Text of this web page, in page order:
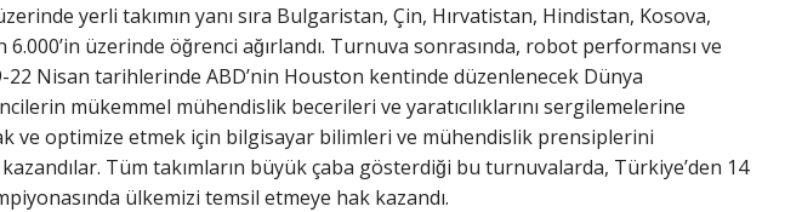
yerli takımın yanı sıra Bulgaristan, Çin, Hırvatistan, Hindistan, Kosova,
üzerinde öğrenci ağırlandı. Turnuva sonrasında, robot performansı ve
Nisan tarihlerinde ABD’nin Houston kentinde düzenlenecek Dünya
mükemmel mühendislik becerileri ve yaratıcılıklarını sergilemelerine
ve optimize etmek için bilgisayar bilimleri ve mühendislik prensiplerini
kazandılar. Tüm takımların büyük çaba gösterdiği bu turnuvalarda, Türkiye’den 14
ülkemizi temsil etmeye hak kazandı.